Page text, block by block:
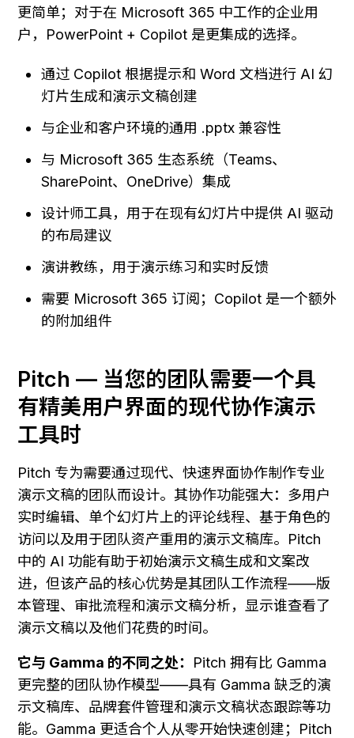
更简单；对于在 Microsoft 365 中工作的企业用
户，PowerPoint + Copilot 是更集成的选择。
通过 Copilot 根据提示和 Word 文档进行 AI 幻
灯片生成和演示文稿创建
与企业和客户环境的通用 .pptx 兼容性
与 Microsoft 365 生态系统（Teams、
SharePoint、OneDrive）集成
设计师工具，用于在现有幻灯片中提供 AI 驱动
的布局建议
演讲教练，用于演示练习和实时反馈
需要 Microsoft 365 订阅；Copilot 是一个额外
的附加组件
Pitch — 当您的团队需要一个具
有精美用户界面的现代协作演示
工具时
Pitch 专为需要通过现代、快速界面协作制作专业
演示文稿的团队而设计。其协作功能强大：多用户
实时编辑、单个幻灯片上的评论线程、基于角色的
访问以及用于团队资产重用的演示文稿库。Pitch
中的 AI 功能有助于初始演示文稿生成和文案改
进，但该产品的核心优势是其团队工作流程——版
本管理、审批流程和演示文稿分析，显示谁查看了
演示文稿以及他们花费的时间。
它与 Gamma 的不同之处： Pitch 拥有比 Gamma
更完整的团队协作模型——具有 Gamma 缺乏的演
示文稿库、品牌套件管理和演示文稿状态跟踪等功
能。Gamma 更适合个人从零开始快速创建；Pitch